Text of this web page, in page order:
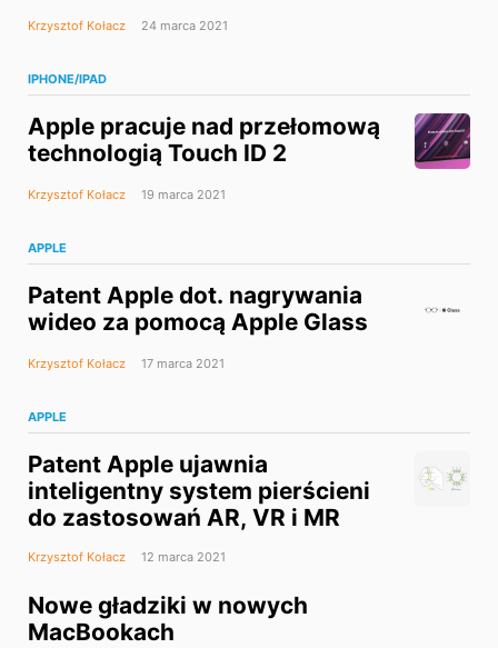
Krzysztof Kołacz 24 marca 2021
IPHONE/IPAD
Apple pracuje nad przełomową
technologią Touch ID 2
Krzysztof Kołacz 19 marca 2021
APPLE
Patent Apple dot. nagrywania
wideo za pomocą Apple Glass
Krzysztof Kołacz 17 marca 2021
APPLE
Patent Apple ujawnia
inteligentny system pierścieni
do zastosowań AR, VR i MR
Krzysztof Kołacz 12 marca 2021
Nowe gładziki w nowych
MacBookach